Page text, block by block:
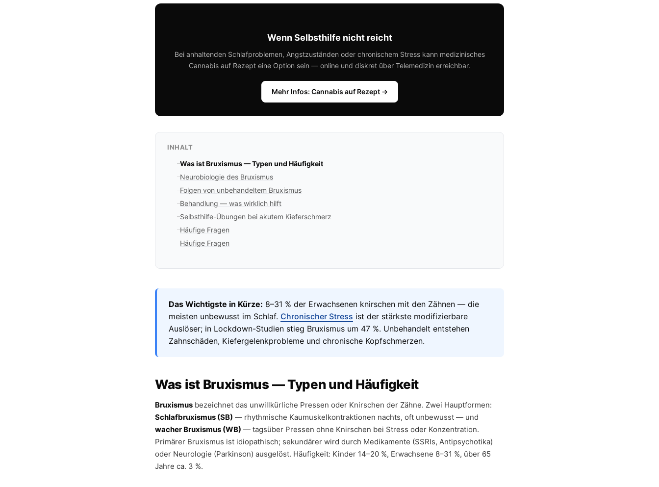
Wenn Selbsthilfe nicht reicht
Bei anhaltenden Schlafproblemen, Angstzuständen oder chronischem Stress kann medizinisches
Cannabis auf Rezept eine Option sein — online und diskret über Telemedizin erreichbar.
Mehr Infos: Cannabis auf Rezept →
INHALT
Was ist Bruxismus — Typen und Häufigkeit
Neurobiologie des Bruxismus
Folgen von unbehandeltem Bruxismus
Behandlung — was wirklich hilft
Selbsthilfe-Übungen bei akutem Kieferschmerz
Häufige Fragen
Häufige Fragen
Das Wichtigste in Kürze: 8–31 % der Erwachsenen knirschen mit den Zähnen — die
meisten unbewusst im Schlaf. Chronischer Stress ist der stärkste modifizierbare
Auslöser; in Lockdown-Studien stieg Bruxismus um 47 %. Unbehandelt entstehen
Zahnschäden, Kiefergelenkprobleme und chronische Kopfschmerzen.
Was ist Bruxismus — Typen und Häufigkeit
Bruxismus bezeichnet das unwillkürliche Pressen oder Knirschen der Zähne. Zwei Hauptformen:
Schlafbruxismus (SB) — rhythmische Kaumuskelkontraktionen nachts, oft unbewusst — und
wacher Bruxismus (WB) — tagsüber Pressen ohne Knirschen bei Stress oder Konzentration.
Primärer Bruxismus ist idiopathisch; sekundärer wird durch Medikamente (SSRIs, Antipsychotika)
oder Neurologie (Parkinson) ausgelöst. Häufigkeit: Kinder 14–20 %, Erwachsene 8–31 %, über 65
Jahre ca. 3 %.